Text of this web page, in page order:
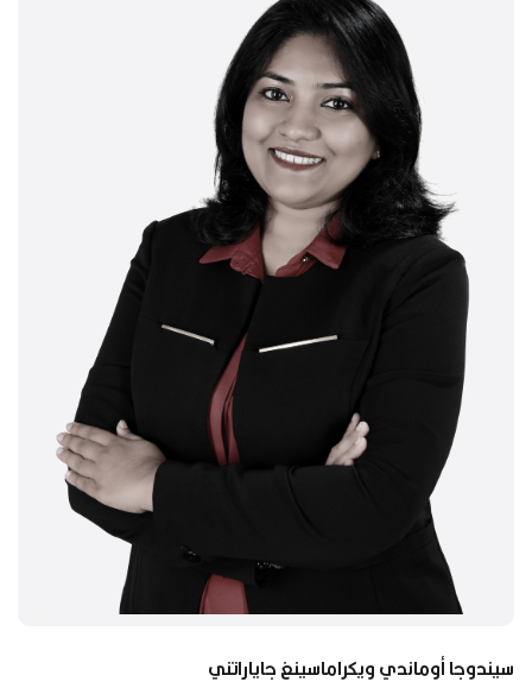
سيندوجا أوماندي ويكراماسينغ جاياراتني